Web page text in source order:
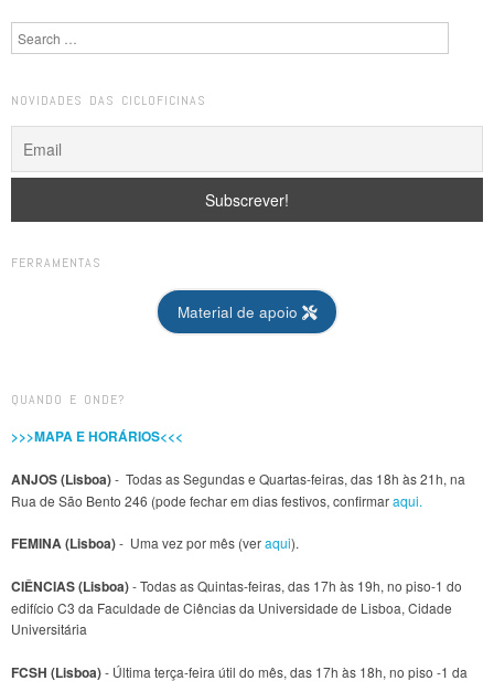
Search
NOVIDADES DAS CICLOFICINAS
FERRAMENTAS
Material de apoio
QUANDO E ONDE?
>>>MAPA E HORÁRIOS<<<
ANJOS (Lisboa)- Todas as Segundas e Quartas-feiras, das 18h às 21h, na
Rua de São Bento 246 (pode fechar em dias festivos, confirmaraqui.
FEMINA (Lisboa)- Uma vez por mês (veraqui).
CIÊNCIAS (Lisboa)- Todas as Quintas-feiras, das 17h às 19h, no piso-1 do
edifício C3 da Faculdade de Ciências da Universidade de Lisboa, Cidade
Universitária
FCSH (Lisboa)- Última terça-feira útil do mês, das 17h às 18h, no piso -1 da